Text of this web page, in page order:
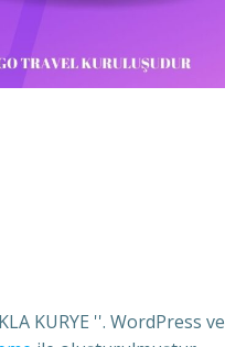
KURYE ''. WordPress ve